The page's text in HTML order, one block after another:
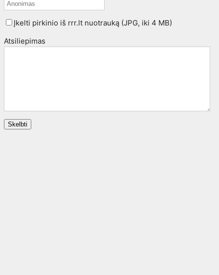
Įkelti pirkinio iš rrr.lt nuotrauką (JPG, iki 4 MB)
Atsiliepimas